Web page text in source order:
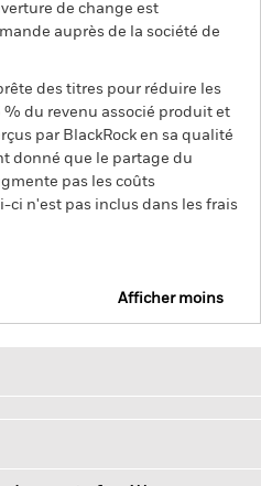
de change est
auprès de la société de
des titres pour réduire les
% du revenu associé produit et
par BlackRock en sa qualité
donné que le partage du
pas les coûts
n'est pas inclus dans les frais
Afficher moins
des taux d'intérêt et/ou
un impact significatif sur la